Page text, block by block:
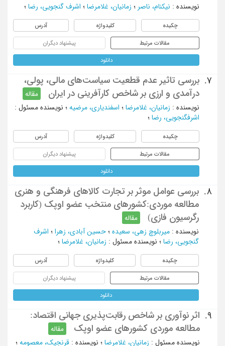
نویسنده : نیکنام، ناصر ؛ زمانیان، غلامرضا ؛ اشرف گنجویی، رضا ؛
چکیده کلیدواژه آدرس
مقالات مرتبط پیشنهاد دیگران
دانلود
7.
بررسی تاثیر عدم قطعیت سیاست‌های مالی، پولی،
درآمدی و ارزی بر شاخص کارآفرینی در ایران
مقاله
نویسنده : زمانیان، غلامرضا ؛ اسفندیاری، مرضیه ؛ نویسنده مسئول :
اشرفگنجویی، رضا ؛
چکیده کلیدواژه آدرس
مقالات مرتبط پیشنهاد دیگران
دانلود
8.
بررسی عوامل موثر بر تجارت کالاهای فرهنگی و هنری
مطالعه موردی:کشورهای منتخب عضو اوپک (کاربرد
رگرسیون فازی)
مقاله
نویسنده : میربلوچ زهی، سعیده ؛ حسین آبادی، زهرا ؛ اشرف
گنجویی، رضا ؛ نویسنده مسئول : زمانیان، غلامرضا ؛
چکیده کلیدواژه آدرس
مقالات مرتبط پیشنهاد دیگران
دانلود
9.
اثر نوآوری بر شاخص رقابت‌پذیری جهانی اقتصاد:
مطالعه موردی کشورهای عضو اوپک
مقاله
نویسنده مسئول : زمانیان، غلامرضا ؛ نویسنده : قرنجیک، معصومه ؛